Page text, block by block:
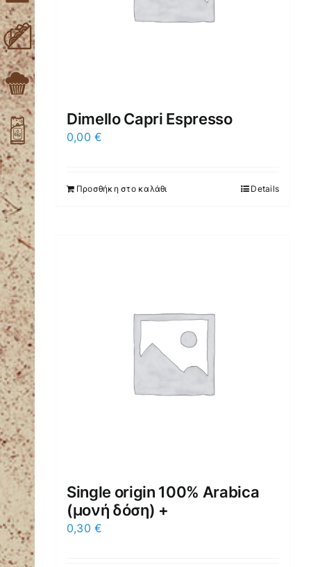
Dimello Capri Espresso
0,00€
Προσθήκη στο καλάθι Details
Single origin 100% Arabica
(μονή δόση) +
0,30€